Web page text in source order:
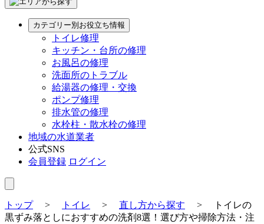
カテゴリー別お役立ち情報
トイレ修理
キッチン・台所の修理
お風呂の修理
洗面所のトラブル
給湯器の修理・交換
ポンプ修理
排水管の修理
水栓柱・散水栓の修理
地域の水道業者
公式SNS
会員登録 ログイン
トップ> トイレ > 直し方から探す >
トイレの
黒ずみ落としにおすすめの洗剤8選！選び方や掃除方法・注